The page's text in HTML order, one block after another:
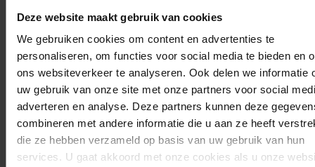
Deze website maakt gebruik van cookies
We gebruiken cookies om content en advertenties te
personaliseren, om functies voor social media te bieden en
ons websiteverkeer te analyseren. Ook delen we informatie
uw gebruik van onze site met onze partners voor social
adverteren en analyse. Deze partners kunnen deze
combineren met andere informatie die u aan ze heeft
die ze hebben verzameld op basis van uw gebruik van hun
services. U gaat akkoord met onze cookies als u onze
landen benaderen voor een verdere verlenging.
Vangnet zelfstandigen
Voor zelfstandigen is er inkomensondersteuning
beschikbaar in de vorm van het Besluit
bijstandverlening zelfstandigen. De toepassing
van dit besluit is tijdelijk vereenvoudigd. Met
ingang van 1 januari 2022 zal het Besluit weer